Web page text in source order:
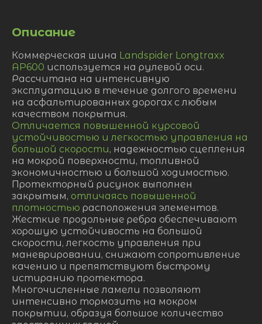
Описание
Коммерческая шина Landspider Longtraxx
AP600 используется на рулевой оси.
Рассчитана на интенсивную
эксплуатацию в течение долгого времени
на асфальтированных дорогах с любым
качеством покрытия.
Отличается повышенной курсовой
устойчивостью и легкостью управления на
большой скорости, надежностью сцепления
на мокрой поверхности, топливной
экономичностью и большой ходимостью.
Протекторный рисунок выполнен
закрытым, отличаясь повышенной
плотностью расположения элементов.
Жесткие продольные ребра обеспечивают
хорошую устойчивость на большой
скорости, легкость управления при
маневрировании, снижают сопротивление
качению и препятствуют быстрому
истиранию протектора.
Многочисленные ламели позволяют
интенсивно тормозить на мокром
покрытии, образуя большое количество